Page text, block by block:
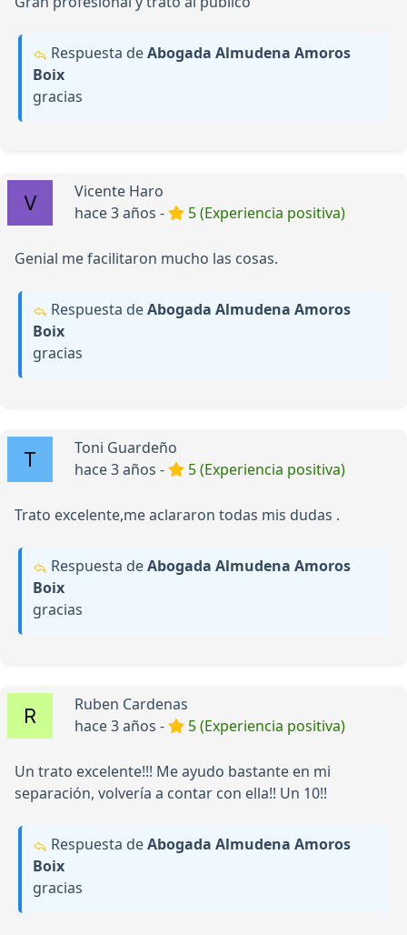
Respuesta deAbogada Almudena Amoros
Boix
gracias
Vicente Haro
hace 3 años -
5 (Experiencia positiva)
Genial me facilitaron mucho las cosas.
Respuesta deAbogada Almudena Amoros
Boix
gracias
Toni Guardeño
hace 3 años -
5 (Experiencia positiva)
Trato excelente,me aclararon todas mis dudas .
Respuesta deAbogada Almudena Amoros
Boix
gracias
Ruben Cardenas
hace 3 años -
5 (Experiencia positiva)
Un trato excelente!!! Me ayudo bastante en mi
separación, volvería a contar con ella!! Un 10!!
Respuesta deAbogada Almudena Amoros
Boix
gracias